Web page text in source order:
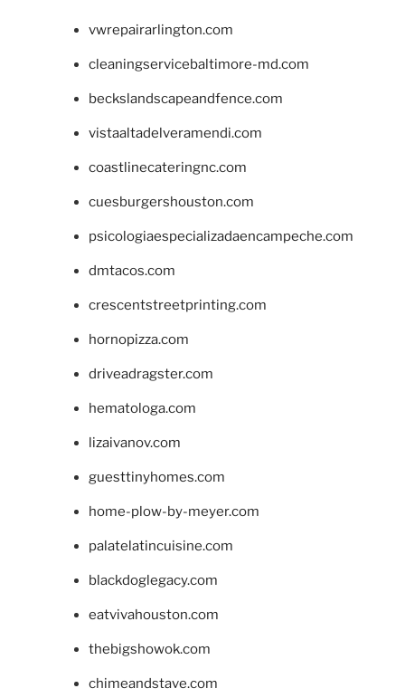
vwrepairarlington.com
cleaningservicebaltimore-md.com
beckslandscapeandfence.com
vistaaltadelveramendi.com
coastlinecateringnc.com
cuesburgershouston.com
psicologiaespecializadaencampeche.com
dmtacos.com
crescentstreetprinting.com
hornopizza.com
driveadragster.com
hematologa.com
lizaivanov.com
guesttinyhomes.com
home-plow-by-meyer.com
palatelatincuisine.com
blackdoglegacy.com
eatvivahouston.com
thebigshowok.com
chimeandstave.com